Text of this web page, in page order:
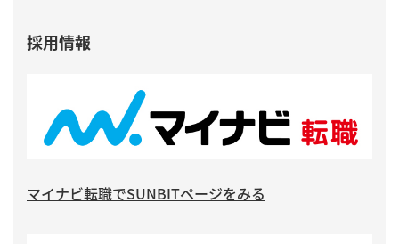
採用情報
マイナビ転職でSUNBITページをみる